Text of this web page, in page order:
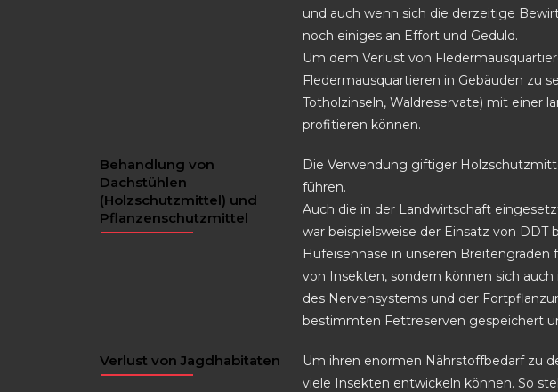
und auch wenn sich die derzeitige
noch einiges an Effort und Geduld.
Um dem Verlust von
Fledermausquartieren in Gebäuden zu
Totholzinseln, Waldreservate) mit einer
profitieren können.
Behandlung von
Dachstühlen
(Holzschutzmittel) und
Pflanzenschutzmittel
Die Verwendung giftiger
führen.
Auch die in der Landwirtschaft
war beispielsweise der Einsatz von
Hufeisennase in unseren
von Insekten, sondern können sich
des Nervensystems und der
bestimmten Fettreserven gespeichert
Verlust von Jagdhabitaten
Um ihren enormen Nährstoffbedarf zu
viele Insekten entwickeln können. So